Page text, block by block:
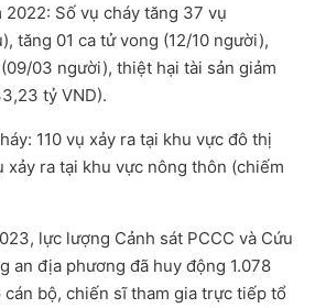
2022: Số vụ cháy tăng 37 vụ
tăng 01 ca tử vong (12/10 người),
03 người), thiệt hại tài sản giảm
tỷ VND).
110 vụ xảy ra tại khu vực đô thị
xảy ra tại khu vực nông thôn (chiếm
lực lượng Cảnh sát PCCC và Cứu
an địa phương đã huy động 1.078
bộ, chiến sĩ tham gia trực tiếp tổ